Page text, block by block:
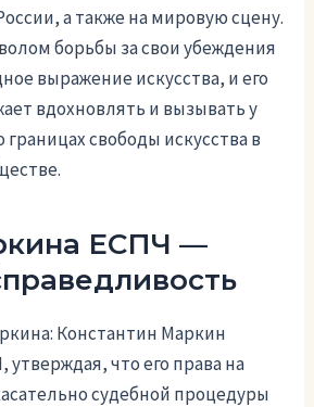
а также на мировую сцену.
борьбы за свои убеждения
выражение искусства, и его
вдохновлять и вызывать у
свободы искусства в
ЕСПЧ —
Константин Маркин
утверждая, что его права на
судебной процедуры